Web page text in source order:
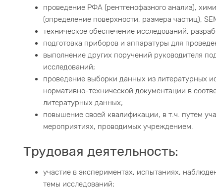
проведение РФА (рентгенофазного анализ),
(определение поверхности, размера частиц),
техническое обеспечение исследований,
подготовка приборов и аппаратуры для
выполнение других поручений руководителя
исследований;
проведение выборки данных из литературных
нормативно-технической документации в
литературных данных;
повышение своей квалификации, в т.ч. путем
мероприятиях, проводимых учреждением.
Трудовая деятельность:
участие в экспериментах, испытаниях,
темы исследований;